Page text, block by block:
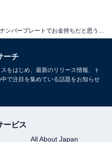
ーチ
をはじめ、最新のリリース情報、ト
で注目を集めている話題をお知らせ
ービス
All About Japan